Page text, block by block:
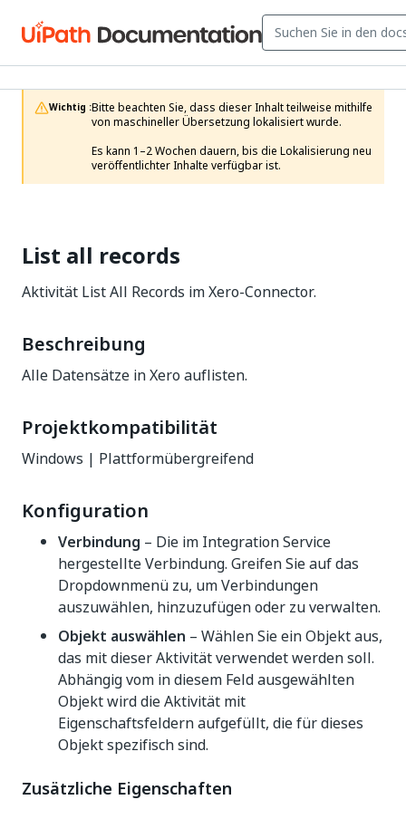
Wichtig :Bitte beachten Sie, dass dieser Inhalt teilweise mithilfe
von maschineller Übersetzung lokalisiert wurde.
Es kann 1–2 Wochen dauern, bis die Lokalisierung neu
veröffentlichter Inhalte verfügbar ist.
List all records
Aktivität List All Records im Xero-Connector.
Beschreibung
Alle Datensätze in Xero auflisten.
Projektkompatibilität
Windows | Plattformübergreifend
Konfiguration
Verbindung – Die im Integration Service
hergestellte Verbindung. Greifen Sie auf das
Dropdownmenü zu, um Verbindungen
auszuwählen, hinzuzufügen oder zu verwalten.
Objekt auswählen – Wählen Sie ein Objekt aus,
das mit dieser Aktivität verwendet werden soll.
Abhängig vom in diesem Feld ausgewählten
Objekt wird die Aktivität mit
Eigenschaftsfeldern aufgefüllt, die für dieses
Objekt spezifisch sind.
Zusätzliche Eigenschaften